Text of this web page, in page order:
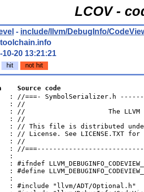
LCOV -
- include/llvm/DebugInfo/
toolchain.info
10-20 13:21:21
hit not hit
Source code
: //===- SymbolSerializer.h